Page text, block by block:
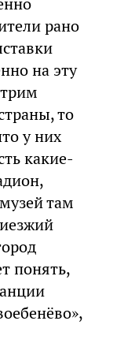
рано
на эту
то
у них
какие-
там
понять,